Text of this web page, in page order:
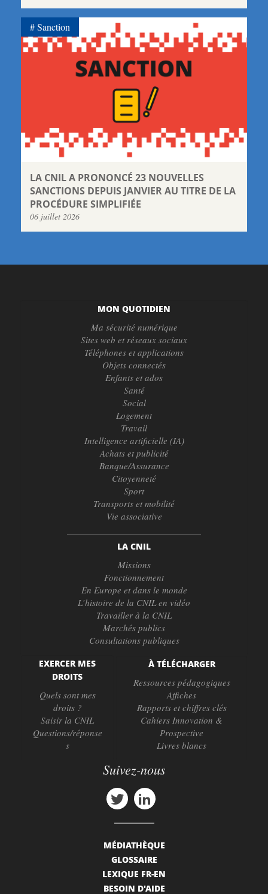
LA CNIL A PRONONCÉ 23 NOUVELLES
SANCTIONS DEPUIS JANVIER AU TITRE DE LA
PROCÉDURE SIMPLIFIÉE
06 juillet 2026
Sanction
MON QUOTIDIEN
Ma sécurité numérique
Sites web et réseaux sociaux
Téléphones et applications
Objets connectés
Enfants et ados
Santé
Social
Logement
Travail
Intelligence artificielle (IA)
Achats et publicité
Banque/Assurance
Citoyenneté
Sport
Transports et mobilité
Vie associative
LA CNIL
Missions
Fonctionnement
En Europe et dans le monde
L’histoire de la CNIL en vidéo
Travailler à la CNIL
Marchés publics
Consultations publiques
EXERCER MES
DROITS
Quels sont mes
droits ?
Saisir la CNIL
Questions/réponse
s
À TÉLÉCHARGER
Ressources pédagogiques
Affiches
Rapports et chiffres clés
Cahiers Innovation &
Prospective
Livres blancs
Suivez-nous
MÉDIATHÈQUE
GLOSSAIRE
LEXIQUE FR-EN
BESOIN D'AIDE